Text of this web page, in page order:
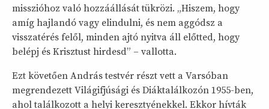
misszióhoz való hozzáállását tükrözi. „Hiszem, hogy
amíg hajlandó vagy elindulni, és nem aggódsz a
visszatérés felől, minden ajtó nyitva áll előtted, hogy
belépj és Krisztust hirdesd” – vallotta.
Ezt követően András testvér részt vett a Varsóban
megrendezett Világifjúsági és Diáktalálkozón 1955-ben,
ahol találkozott a helyi keresztyénekkel. Ekkor hívták